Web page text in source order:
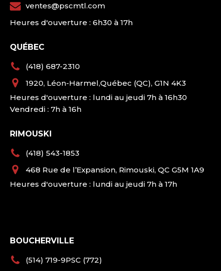
ventes@pscmtl.com
Heures d'ouverture : 6h30 à 17h
QUÉBEC
(418) 687-2310
1920, Léon-Harmel,Québec (QC), G1N 4K3
Heures d'ouverture : lundi au jeudi 7h à 16h30
Vendredi : 7h à 16h
RIMOUSKI
(418) 543-1853
468 Rue de l’Expansion, Rimouski, QC G5M 1A9
Heures d'ouverture : lundi au jeudi 7h à 17h
BOUCHERVILLE
(514) 719-9PSC (772)